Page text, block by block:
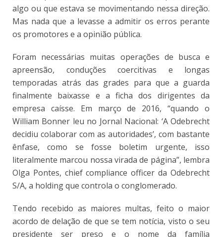
algo ou que estava se movimentando nessa direção.
Mas nada que a levasse a admitir os erros perante
os promotores e a opinião pública.
Foram necessárias muitas operações de busca e
apreensão, conduções coercitivas e longas
temporadas atrás das grades para que a guarda
finalmente baixasse e a ficha dos dirigentes da
empresa caísse. Em março de 2016, “quando o
William Bonner leu no Jornal Nacional: ‘A Odebrecht
decidiu colaborar com as autoridades’, com bastante
ênfase, como se fosse boletim urgente, isso
literalmente marcou nossa virada de página”, lembra
Olga Pontes, chief compliance officer da Odebrecht
S/A, a holding que controla o conglomerado.
Tendo recebido as maiores multas, feito o maior
acordo de delação de que se tem notícia, visto o seu
presidente ser preso e o nome da família